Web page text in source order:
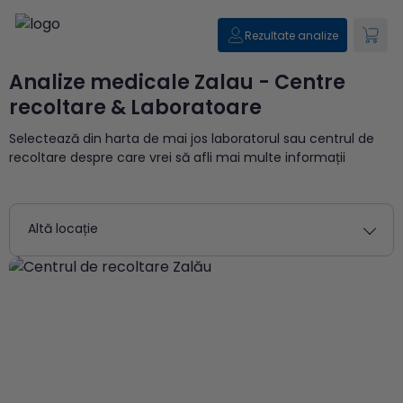
Rezultate analize
Analize medicale Zalau - Centre
recoltare & Laboratoare
Selectează din harta de mai jos laboratorul sau centrul de
recoltare despre care vrei să afli mai multe informații
Altă locație